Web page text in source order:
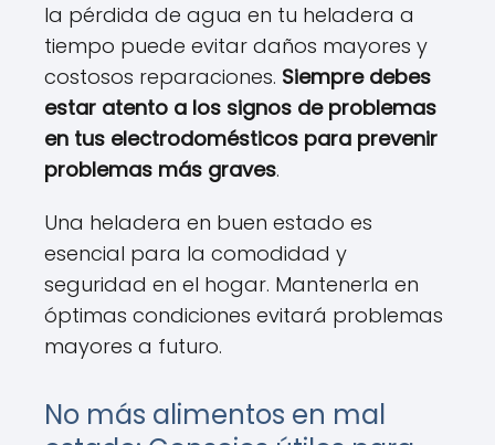
la pérdida de agua en tu heladera a
tiempo puede evitar daños mayores y
costosos reparaciones. Siempre debes
estar atento a los signos de problemas
en tus electrodomésticos para prevenir
problemas más graves.
Una heladera en buen estado es
esencial para la comodidad y
seguridad en el hogar. Mantenerla en
óptimas condiciones evitará problemas
mayores a futuro.
No más alimentos en mal